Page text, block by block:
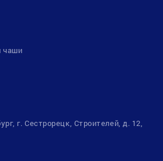
чаши
г. Сестрорецк, Строителей, д. 12,